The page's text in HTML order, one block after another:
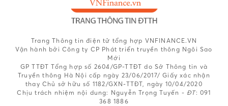
Trang Thông tin điện tử tổng hợp VNFINANCE.VN
Vận hành bởi Công ty CP Phát triển truyền thông Ngôi Sao
Mới
GP TTĐT Tổng hợp số 2604/GP-TTĐT do Sở Thông tin và
Truyền thông Hà Nội cấp ngày 23/06/2017/ Giấy xác nhận
thay Chủ sở hữu số 1182/GXN-TTĐT, ngày 10/04/2020
Chịu trách nhiệm nội dung: Nguyễn Trọng Tuyến - ĐT: 091
368 1886